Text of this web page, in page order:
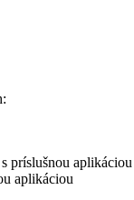
príslušnou aplikáciou
aplikáciou